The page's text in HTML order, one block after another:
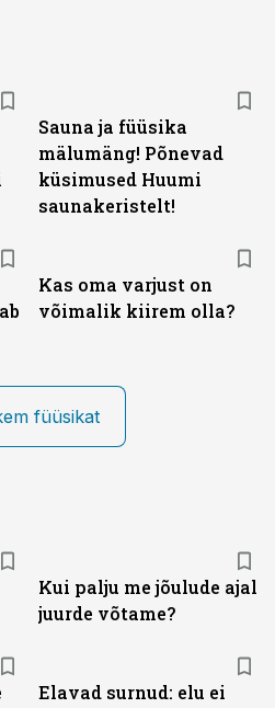
Sauna ja füüsika
mälumäng! Põnevad
küsimused Huumi
saunakeristelt!
Kas oma varjust on
võimalik kiirem olla?
füüsikat
Kui palju me jõulude ajal
juurde võtame?
Elavad surnud: elu ei